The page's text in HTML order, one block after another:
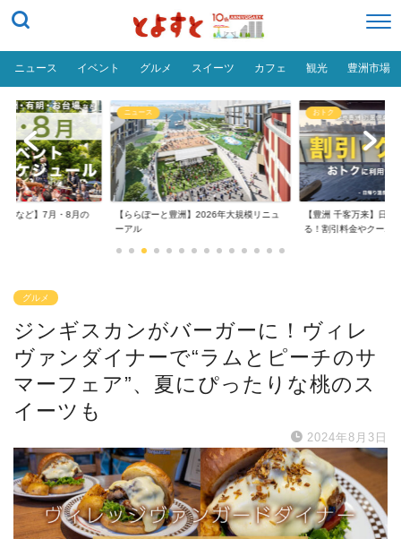
ニュース イベント グルメ スイーツ カフェ 観光 豊洲市場
場など】7月・8月の
ニュース
【ららぽーと豊洲】2026年大規模リニュ
ーアル
おトク
【豊洲 千客万来】日帰
る！割引料金やクーポ...
グルメ
ジンギスカンがバーガーに！ヴィレ
ヴァンダイナーで“ラムとピーチのサ
マーフェア”、夏にぴったりな桃のス
イーツも
2024年8月3日